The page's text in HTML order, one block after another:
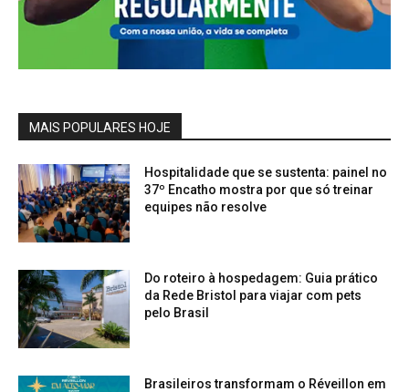
MAIS POPULARES HOJE
Hospitalidade que se sustenta: painel no
37º Encatho mostra por que só treinar
equipes não resolve
Do roteiro à hospedagem: Guia prático
da Rede Bristol para viajar com pets
pelo Brasil
Brasileiros transformam o Réveillon em